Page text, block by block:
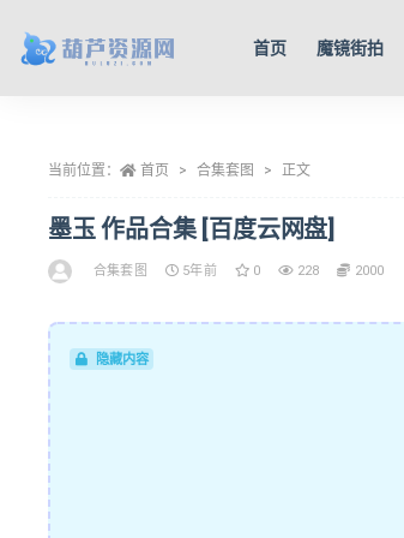
首页 魔镜街拍
当前位置： 首页 合集套图 正文
墨玉 作品合集 [百度云网盘]
合集套图 5年前 0 228 2000
隐藏内容